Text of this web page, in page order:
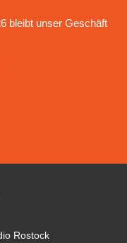
bleibt unser Geschäft
Rostock